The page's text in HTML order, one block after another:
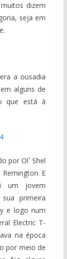
dizem
seja em
a ousadia
alguns de
que está à
por Ol´ Shel
E
um jovem
primeira
e logo num
Electric T-
na época
por meio de